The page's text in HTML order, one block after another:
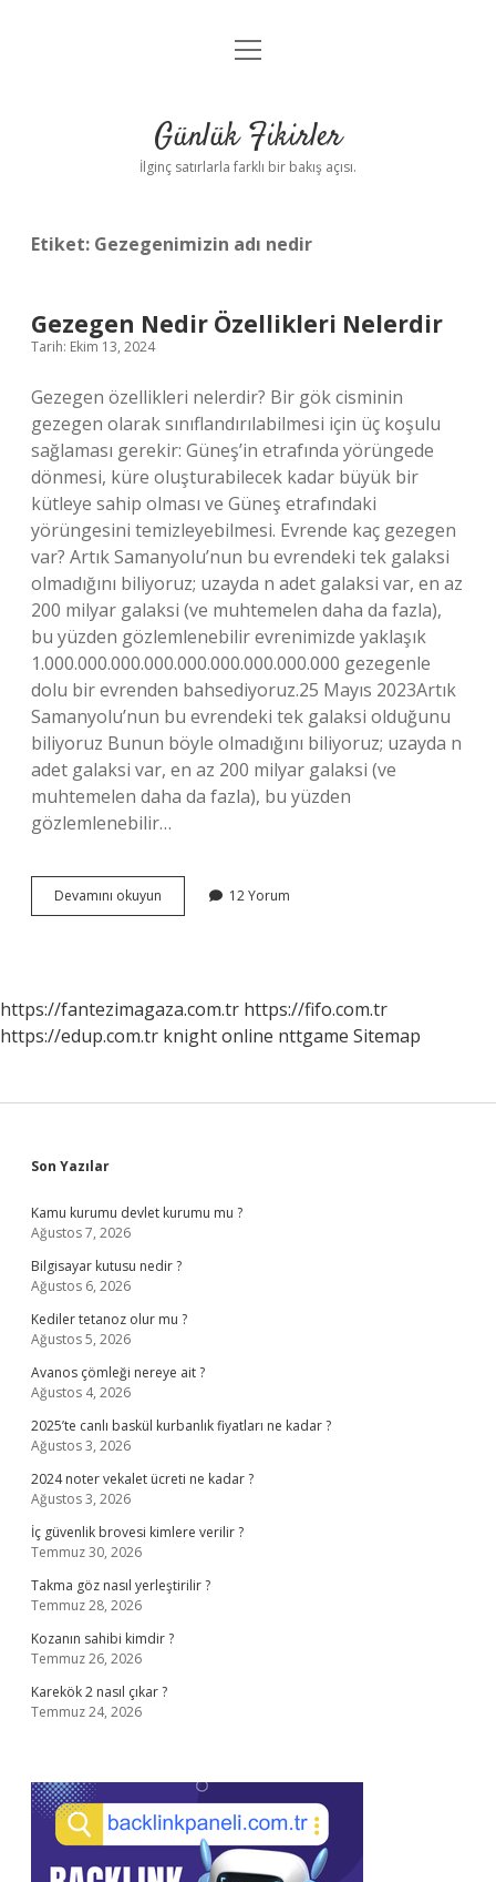
Anasayfa
Yasal Uyarı
menüyü
Günlük Fikirler
İlginç satırlarla farklı bir bakış açısı.
Etiket: Gezegenimizin adı nedir
Gezegen Nedir Özellikleri Nelerdir
Tarih: Ekim 13, 2024
Gezegen özellikleri nelerdir? Bir gök cisminin
gezegen olarak sınıflandırılabilmesi için üç koşulu
sağlaması gerekir: Güneş’in etrafında yörüngede
dönmesi, küre oluşturabilecek kadar büyük bir
kütleye sahip olması ve Güneş etrafındaki
yörüngesini temizleyebilmesi. Evrende kaç gezegen
var? Artık Samanyolu’nun bu evrendeki tek galaksi
olmadığını biliyoruz; uzayda n adet galaksi var, en az
200 milyar galaksi (ve muhtemelen daha da fazla),
bu yüzden gözlemlenebilir evrenimizde yaklaşık
1.000.000.000.000.000.000.000.000.000 gezegenle
dolu bir evrenden bahsediyoruz.25 Mayıs 2023Artık
Samanyolu’nun bu evrendeki tek galaksi olduğunu
biliyoruz Bunun böyle olmadığını biliyoruz; uzayda n
adet galaksi var, en az 200 milyar galaksi (ve
muhtemelen daha da fazla), bu yüzden
gözlemlenebilir…
Devamını okuyun Gezegen
Nedir
12 Yorum
https://fantezimagaza.com.tr https://fifo.com.tr
https://edup.com.tr knight online nttgame Sitemap
Sidebar
Son Yazılar
Kamu kurumu devlet kurumu mu ?
Ağustos 7, 2026
Bilgisayar kutusu nedir ?
Ağustos 6, 2026
Kediler tetanoz olur mu ?
Ağustos 5, 2026
Avanos çömleği nereye ait ?
Ağustos 4, 2026
2025’te canlı baskül kurbanlık fiyatları ne kadar ?
Ağustos 3, 2026
2024 noter vekalet ücreti ne kadar ?
Ağustos 3, 2026
İç güvenlik brovesi kimlere verilir ?
Temmuz 30, 2026
Takma göz nasıl yerleştirilir ?
Temmuz 28, 2026
Kozanın sahibi kimdir ?
Temmuz 26, 2026
Karekök 2 nasıl çıkar ?
Temmuz 24, 2026